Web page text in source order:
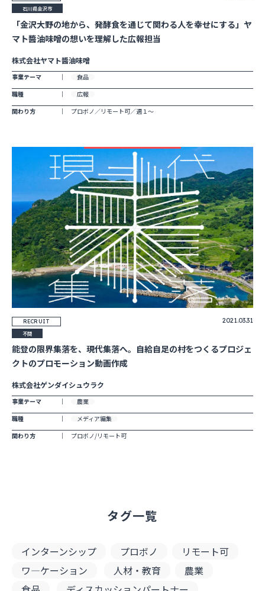
「金沢大野の地から、発酵食を通じて関わる人を幸せにする」ヤ
マト醬油味噌の想いを理解した広報担当
石川県金沢市
株式会社ヤマト醬油味噌
事業テーマ
食品
職種
広報
関わり方
プロボノ／リモート可／週１～
能登の限界集落を、現代集落へ。自給自足の村をつくるプロジェ
クトのプロモーション動画作成
RECRUIT 2021.03.31
不問
株式会社ゲンダイシュウラク
事業テーマ
農業
職種
メディア編集
関わり方
プロボノ/リモート可
タグ一覧
インターンシップ プロボノ
リモート可
ワ―ケーション
人材・教育
農業